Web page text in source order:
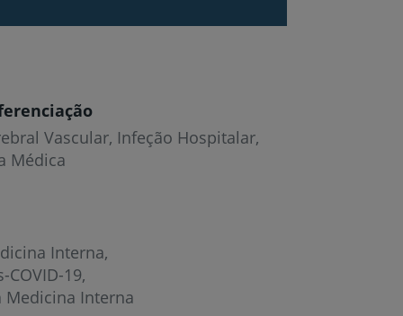
Vascular, Infeção Hospitalar,
Médica
Interna
COVID-19
Medicina Interna